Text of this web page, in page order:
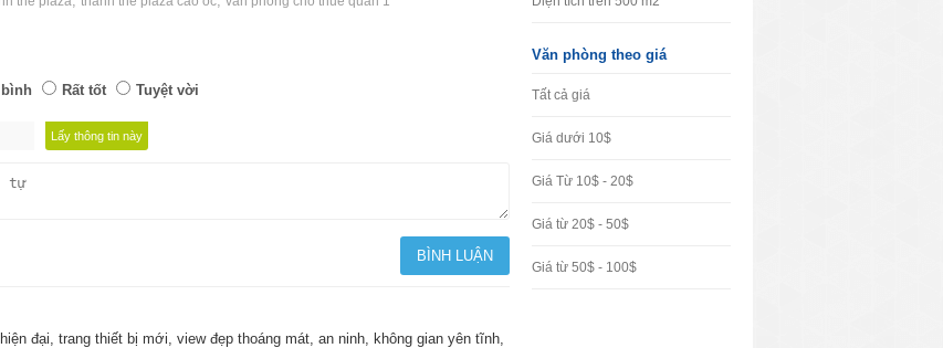
Rất tốt Tuyệt vời
đại, trang thiết bị mới, view đẹp thoáng mát, an ninh, không gian yên tĩnh,
Văn phòng theo giá
Tất cả giá
Giá dưới 10$
Giá Từ 10$ - 20$
Giá từ 20$ - 50$
Giá từ 50$ - 100$